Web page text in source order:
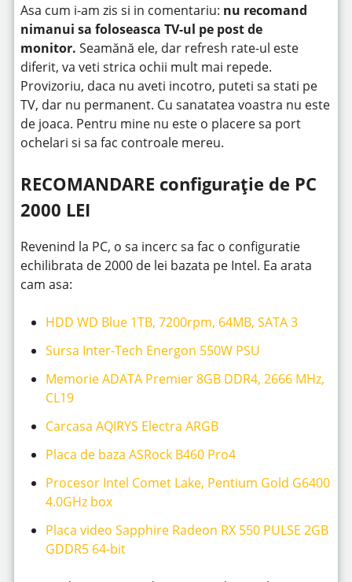
Asa cum i-am zis si in comentariu: nu recomand
nimanui sa foloseasca TV-ul pe post de
monitor. Seamănă ele, dar refresh rate-ul este
diferit, va veti strica ochii mult mai repede.
Provizoriu, daca nu aveti incotro, puteti sa stati pe
TV, dar nu permanent. Cu sanatatea voastra nu este
de joaca. Pentru mine nu este o placere sa port
ochelari si sa fac controale mereu.
RECOMANDARE configurație de PC
2000 LEI
Revenind la PC, o sa incerc sa fac o configuratie
echilibrata de 2000 de lei bazata pe Intel. Ea arata
cam asa:
HDD WD Blue 1TB, 7200rpm, 64MB, SATA 3
Sursa Inter-Tech Energon 550W PSU
Memorie ADATA Premier 8GB DDR4, 2666 MHz,
CL19
Carcasa AQIRYS Electra ARGB
Placa de baza ASRock B460 Pro4
Procesor Intel Comet Lake, Pentium Gold G6400
4.0GHz box
Placa video Sapphire Radeon RX 550 PULSE 2GB
GDDR5 64-bit